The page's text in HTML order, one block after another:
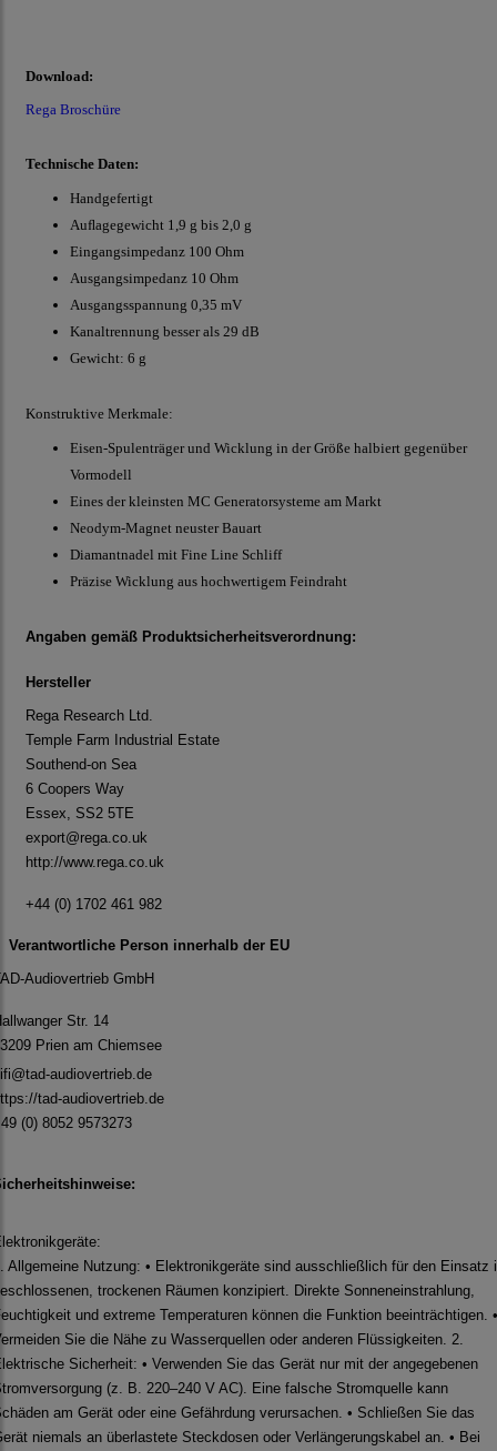
Download:
Rega Broschüre
Technische Daten:
Handgefertigt
Auﬂagegewicht 1,9 g bis 2,0 g
Eingangsimpedanz 100 Ohm
Ausgangsimpedanz 10 Ohm
Ausgangsspannung 0,35 mV
Kanaltrennung besser als 29 dB
Gewicht: 6 g
Konstruktive Merkmale:
Eisen-Spulenträger und Wicklung in der Größe halbiert gegenüber
Vormodell
Eines der kleinsten MC Generatorsysteme am Markt
Neodym-Magnet neuster Bauart
Diamantnadel mit Fine Line Schliff
Präzise Wicklung aus hochwertigem Feindraht
Angaben gemäß Produktsicherheitsverordnung:
Hersteller
Rega Research Ltd.
Temple Farm Industrial Estate
Southend-on Sea
6 Coopers Way
Essex, SS2 5TE
export@rega.co.uk
http://www.rega.co.uk
+44 (0) 1702 461 982
Verantwortliche Person innerhalb der EU
Audiovertrieb GmbH
Str. 14
Prien am Chiemsee
audiovertrieb.de
tad-audiovertrieb.de
(0) 8052 9573273
Allgemeine Nutzung: • Elektronikgeräte sind ausschließlich für den Einsatz
trockenen Räumen konzipiert. Direkte Sonneneinstrahlung,
und extreme Temperaturen können die Funktion beeinträchtigen. •
Sie die Nähe zu Wasserquellen oder anderen Flüssigkeiten. 2.
Sicherheit: • Verwenden Sie das Gerät nur mit der angegebenen
(z. B. 220–240 V AC). Eine falsche Stromquelle kann
am Gerät oder eine Gefährdung verursachen. • Schließen Sie das
niemals an überlastete Steckdosen oder Verlängerungskabel an. • Bei